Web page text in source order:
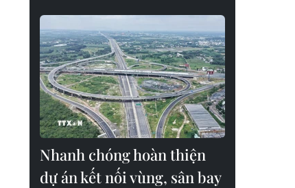
Nhanh chóng hoàn thiện
dự án kết nối vùng, sân bay